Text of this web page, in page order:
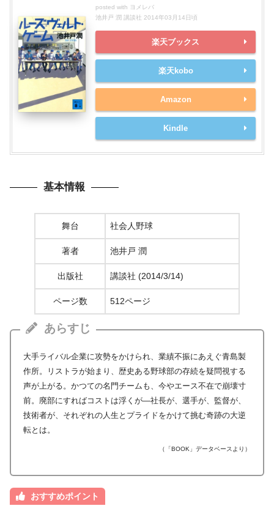
posted with ヨメレバ
池井戸 潤 講談社 2014年03月14日頃
楽天ブックス
楽天kobo
Amazon
Kindle
基本情報
舞台 社会人野球
著者 池井戸 潤
出版社 講談社 (2014/3/14)
ページ数 512ページ
あらすじ
大手ライバル企業に攻勢をかけられ、業績不振にあえぐ青島製
作所。リストラが始まり、歴史ある野球部の存続を疑問視する
声が上がる。かつての名門チームも、今やエース不在で崩壊寸
前。廃部にすればコストは浮くが―社長が、選手が、監督が、
技術者が、それぞれの人生とプライドをかけて挑む奇跡の大逆
転とは。
（「BOOK」データベースより）
おすすめポイント